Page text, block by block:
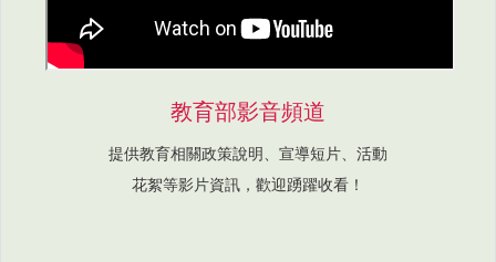
教育部影音頻道
提供教育相關政策說明、宣導短片、活動
花絮等影片資訊，歡迎踴躍收看！